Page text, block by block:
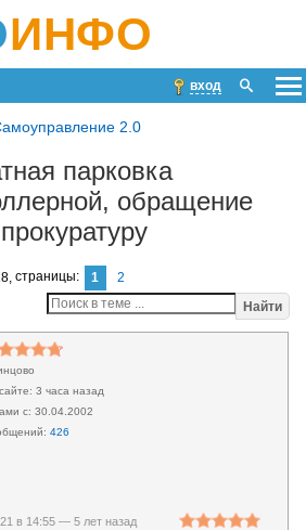
ИНФО
вход
2.0
парковка
обращение
страницы: 1
2
Найти
3 часа назад
30.04.2002
426
в 14:55 — 5 лет назад